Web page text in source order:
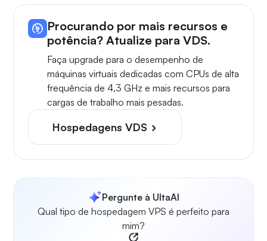
Procurando por mais recursos e
potência? Atualize para VDS.
Faça upgrade para o desempenho de
máquinas virtuais dedicadas com CPUs de alta
frequência de 4,3 GHz e mais recursos para
cargas de trabalho mais pesadas.
Hospedagens VDS
Pergunte à UltaAI
Qual tipo de hospedagem VPS é perfeito para
mim?